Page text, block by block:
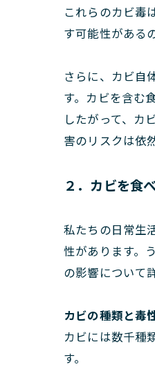
これらのカビ毒
す可能性がある
さらに、カビ自
す。カビを含む
したがって、カ
害のリスクは依
２．カビを食
私たちの日常生
性があります。
の影響について
カビの種類と毒
カビには数千種
す。